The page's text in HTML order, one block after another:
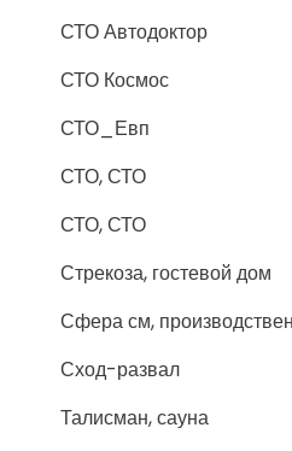
СТО Автодоктор
СТО Космос
СТО_Евп
СТО, СТО
СТО, СТО
Стрекоза, гостевой дом
Сфера см,
Сход-развал
Талисман, сауна